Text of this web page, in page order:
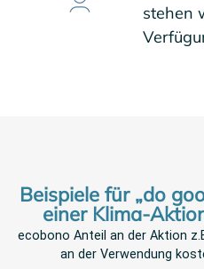
stehen
Beispiele für „do
einer Klima-
ecobono Anteil an der Aktion
an der Verwendung